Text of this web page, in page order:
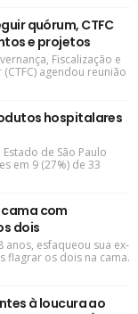
quórum, CTFC
e projetos
Fiscalização e
agendou reunião
hospitalares
de São Paulo
em 9 (27%) de 33
com
dois
esfaqueou sua ex-
flagrar os dois na cama.
à loucura ao